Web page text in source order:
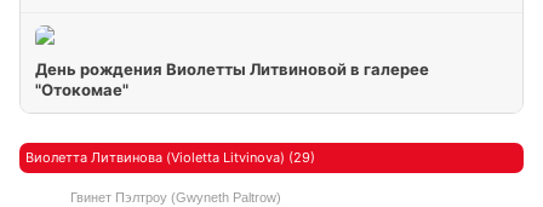
День рождения Виолетты Литвиновой в галерее
"Отокомае"
Виолетта Литвинова (Violetta Litvinova) (29)
Гвинет Пэлтроу (Gwyneth Paltrow)